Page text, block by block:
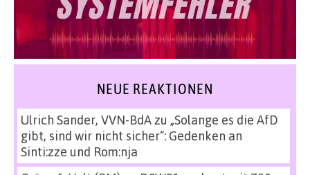
NEUE REAKTIONEN
Ulrich Sander, VVN-BdAzu „Solange es die AfD
gibt, sind wir nicht sicher“: Gedenken an
Sinti:zze und Rom:nja